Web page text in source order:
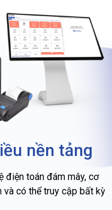
nền tảng
điện toán đám mây, cơ
có thể truy cập bất kỳ